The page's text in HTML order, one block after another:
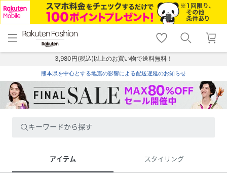
menu home
トップ
shopping_cart lock_outline
ログイン
3,980円(税込)以上のお買い物で送料無料！
熊本県を中心とする地震の影響による配送遅延のお知らせ
キーワードから探す
アイテム スタイリング